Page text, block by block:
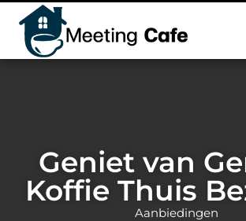
Geniet van
Koffie Thuis
Aanbiedingen